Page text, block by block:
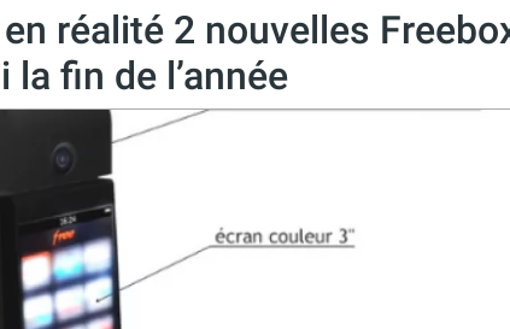
en réalité 2 nouvelles
la fin de l’année